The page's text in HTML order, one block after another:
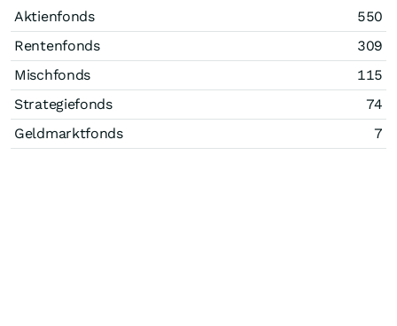
Aktienfonds
550
Rentenfonds
309
Mischfonds
115
Strategiefonds
74
Geldmarktfonds
7